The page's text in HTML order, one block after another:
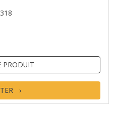
PRODUIT